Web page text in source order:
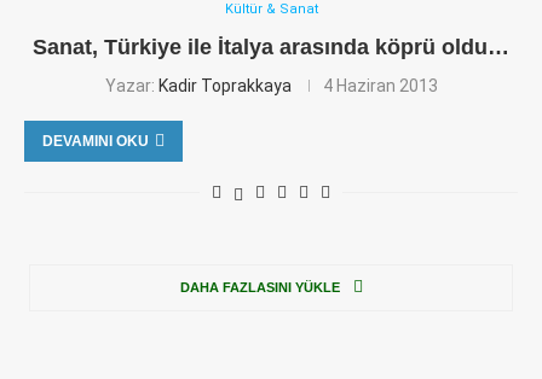
Kültür & Sanat
Sanat, Türkiye ile İtalya arasında köprü oldu…
Yazar: Kadir Toprakkaya 4 Haziran 2013
DEVAMINI OKU
DAHA FAZLASINI YÜKLE